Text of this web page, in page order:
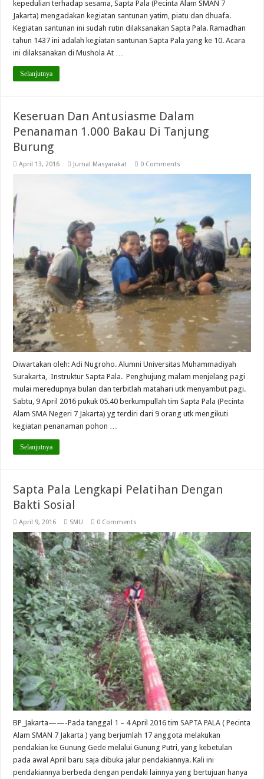
kepedulian terhadap sesama, Sapta Pala (Pecinta Alam SMAN 7
Jakarta) mengadakan kegiatan santunan yatim, piatu dan dhuafa.
Kegiatan santunan ini sudah rutin dilaksanakan Sapta Pala. Ramadhan
tahun 1437 ini adalah kegiatan santunan Sapta Pala yang ke 10. Acara
ini dilaksanakan di Mushola At …
Selanjutnya
Keseruan Dan Antusiasme Dalam
Penanaman 1.000 Bakau Di Tanjung
Burung
April 13, 2016 Jurnal Masyarakat 0 Comments
Diwartakan oleh: Adi Nugroho. Alumni Universitas Muhammadiyah
Surakarta, Instruktur Sapta Pala. Penghujung malam menjelang pagi
mulai meredupnya bulan dan terbitlah matahari utk menyambut pagi.
Sabtu, 9 April 2016 pukuk 05.40 berkumpullah tim Sapta Pala (Pecinta
Alam SMA Negeri 7 Jakarta) yg terdiri dari 9 orang utk mengikuti
kegiatan penanaman pohon …
Selanjutnya
Sapta Pala Lengkapi Pelatihan Dengan
Bakti Sosial
April 9, 2016 SMU 0 Comments
BP_Jakarta——-Pada tanggal 1 – 4 April 2016 tim SAPTA PALA ( Pecinta
Alam SMAN 7 Jakarta ) yang berjumlah 17 anggota melakukan
pendakian ke Gunung Gede melalui Gunung Putri, yang kebetulan
pada awal April baru saja dibuka jalur pendakiannya. Kali ini
pendakiannya berbeda dengan pendaki lainnya yang bertujuan hanya